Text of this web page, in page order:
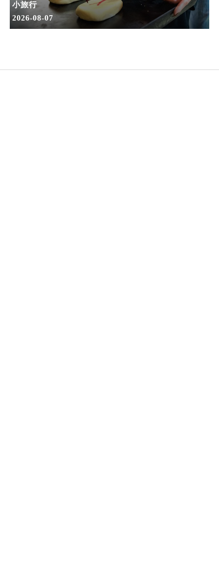
小旅行
2026-08-07